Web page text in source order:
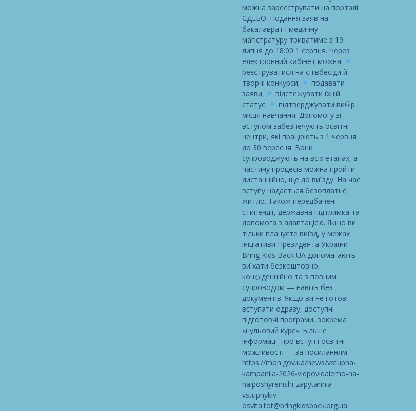
можна зареєструвати на порталі
ЄДЕБО. Подання заяв на
бакалаврат і медичну
магістратуру триватиме з 19
липня до 18:00 1 серпня. Через
електронний кабінет можна:
реєструватися на співбесіди й
творчі конкурси;
подавати
заяви;
відстежувати їхній
статус;
підтверджувати вибір
місця навчання. Допомогу зі
вступом забезпечують освітні
центри, які працюють з 1 червня
до 30 вересня. Вони
супроводжують на всіх етапах, а
частину процесів можна пройти
дистанційно, ще до виїзду. На час
вступу надається безоплатне
житло. Також передбачені
стипендії, державна підтримка та
допомога з адаптацією. Якщо ви
тільки плануєте виїзд, у межах
ініціативи Президента України
Bring Kids Back UA допомагають
виїхати безкоштовно,
конфіденційно та з повним
супроводом — навіть без
документів. Якщо ви не готові
вступати одразу, доступні
підготовчі програми, зокрема
«нульовий курс». Більше
інформації про вступ і освітні
можливості — за посиланням
https://mon.gov.ua/news/vstupna-
kampaniia-2026-vidpovidaiemo-na-
naiposhyrenishi-zapytannia-
vstupnykiv
osvita.tot@bringkidsback.org.ua